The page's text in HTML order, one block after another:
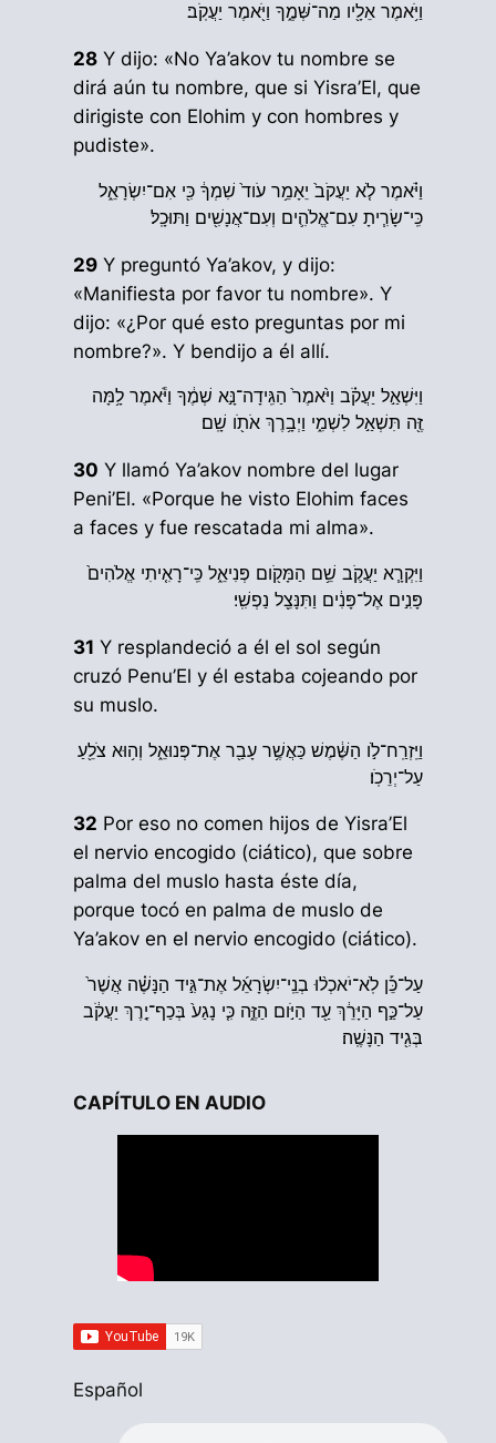
וַיֹּ֥אמֶר אֵלָ֖יו מַה־שְּׁמֶ֑ךָ וַיֹּ֖אמֶר יַעֲקֹֽב׃
28 Y dijo: «No Ya’akov tu nombre se
dirá aún tu nombre, que si Yisra’El, que
dirigiste con Elohim y con hombres y
pudiste».
וַיֹּ֗אמֶר לֹ֤א יַעֲקֹב֙ יֵאָמֵ֥ר עֹוד֙ שִׁמְךָ֔ כִּ֖י אִם־יִשְׂרָאֵ֑ל
כִּֽי־שָׂרִ֧יתָ עִם־אֱלֹהִ֛ים וְעִם־אֲנָשִׁ֖ים וַתּוּכָֽל׃
29 Y preguntó Ya’akov, y dijo:
«Manifiesta por favor tu nombre». Y
dijo: «¿Por qué esto preguntas por mi
nombre?». Y bendijo a él allí.
וַיִּשְׁאַ֣ל יַעֲקֹ֗ב וַיֹּ֙אמֶר֙ הַגִּֽידָה־נָּ֣א שְׁמֶ֔ךָ וַיֹּ֕אמֶר לָ֥מָּה
זֶּ֖ה תִּשְׁאַ֣ל לִשְׁמִ֑י וַיְבָ֥רֶךְ אֹתֹ֖ו שָֽׁם׃
30 Y llamó Ya’akov nombre del lugar
Peni’El. «Porque he visto Elohim faces
a faces y fue rescatada mi alma».
וַיִּקְרָ֧א יַעֲקֹ֛ב שֵׁ֥ם הַמָּקֹ֖ום פְּנִיאֵ֑ל כִּֽי־רָאִ֤יתִי אֱלֹהִים֙
פָּנִ֣ים אֶל־פָּנִ֔ים וַתִּנָּצֵ֖ל נַפְשִֽׁי׃
31 Y resplandeció a él el sol según
cruzó Penu’El y él estaba cojeando por
su muslo.
וַיִּֽזְרַֽח־לֹ֣ו הַשֶּׁ֔מֶשׁ כַּאֲשֶׁ֥ר עָבַ֖ר אֶת־פְּנוּאֵ֑ל וְה֥וּא צֹלֵ֖עַ
עַל־יְרֵכֹֽו׃
32 Por eso no comen hijos de Yisra’El
el nervio encogido (ciático), que sobre
palma del muslo hasta éste día,
porque tocó en palma de muslo de
Ya’akov en el nervio encogido (ciático).
עַל־כֵּ֡ן לֹֽא־יֹאכְל֨וּ בְנֵֽי־יִשְׂרָאֵ֜ל אֶת־גִּ֣יד הַנָּשֶׁ֗ה אֲשֶׁר֙
עַל־כַּ֣ף הַיָּרֵ֔ךְ עַ֖ד הַיֹּ֣ום הַזֶּ֑ה כִּ֤י נָגַע֙ בְּכַף־יֶ֣רֶךְ יַעֲקֹ֔ב
בְּגִ֖יד הַנָּשֶֽׁה׃
CAPÍTULO EN AUDIO
Español